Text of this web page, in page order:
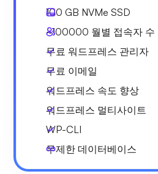
100 GB NVMe SSD
~100000 월별 접속자 수
무료 워드프레스 관리자
무료 이메일
워드프레스 속도 향상
워드프레스 멀티사이트
WP-CLI
무제한 데이터베이스